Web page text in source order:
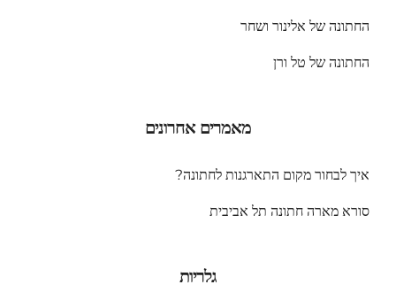
החתונה של אלינור ושחר
החתונה של טל ורן
מאמרים אחרונים
איך לבחור מקום התארגנות לחתונה?
סורא מארה חתונה תל אביבית
גלריות